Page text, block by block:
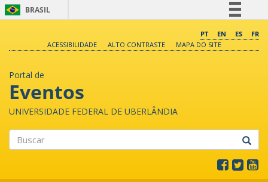
BRASIL
Comunica BR
PT EN ES
FR
ACESSIBILIDADE
ALTO CONTRASTE MAPA DO SITE
Portal de
Eventos
UNIVERSIDADE FEDERAL DE UBERLÂNDIA